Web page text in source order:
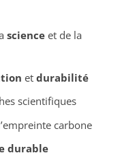
scienceet de la
et durabilité
scientifiques
carbone
durable